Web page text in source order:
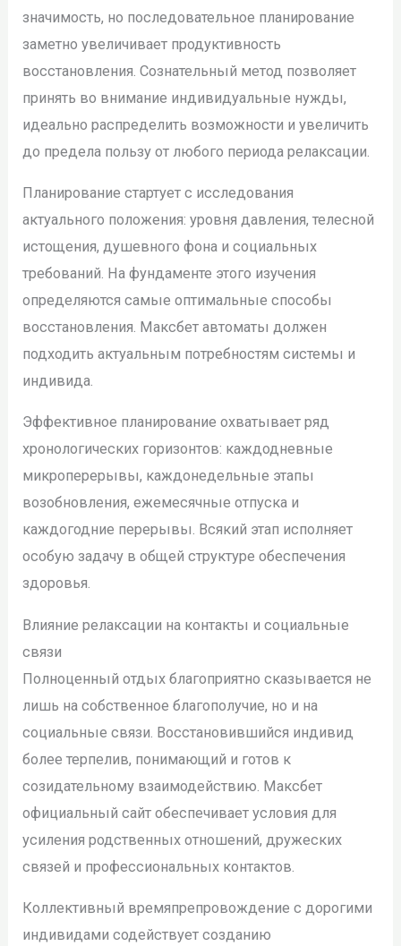
значимость, но последовательное планирование
заметно увеличивает продуктивность
восстановления. Сознательный метод позволяет
принять во внимание индивидуальные нужды,
идеально распределить возможности и увеличить
до предела пользу от любого периода релаксации.
Планирование стартует с исследования
актуального положения: уровня давления, телесной
истощения, душевного фона и социальных
требований. На фундаменте этого изучения
определяются самые оптимальные способы
восстановления. Максбет автоматы должен
подходить актуальным потребностям системы и
индивида.
Эффективное планирование охватывает ряд
хронологических горизонтов: каждодневные
микроперерывы, каждонедельные этапы
возобновления, ежемесячные отпуска и
каждогодние перерывы. Всякий этап исполняет
особую задачу в общей структуре обеспечения
здоровья.
Влияние релаксации на контакты и социальные
связи
Полноценный отдых благоприятно сказывается не
лишь на собственное благополучие, но и на
социальные связи. Восстановившийся индивид
более терпелив, понимающий и готов к
созидательному взаимодействию. Максбет
официальный сайт обеспечивает условия для
усиления родственных отношений, дружеских
связей и профессиональных контактов.
Коллективный времяпрепровождение с дорогими
индивидами содействует созданию